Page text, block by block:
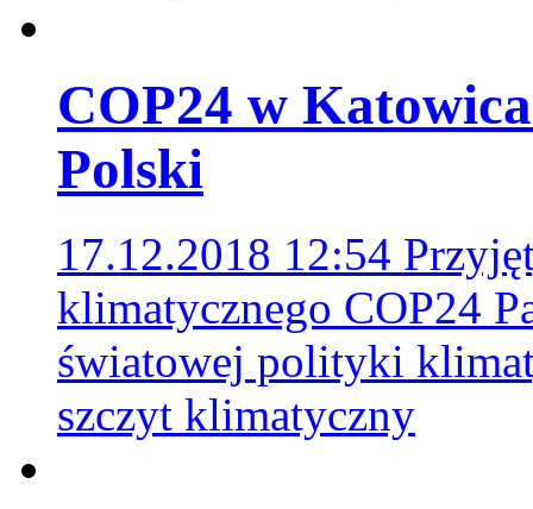
COP24 w
Polski
17.12.2018 12:54
klimatycznego COP24
światowej polityki
szczyt klimatyczny